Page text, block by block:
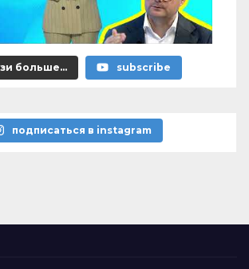
больше... subscribe
подписаться в instagram